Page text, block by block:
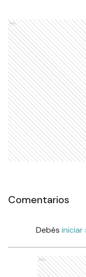
Ads
Comentarios
Debés iniciar
Ads